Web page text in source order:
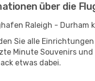
über die
Raleigh - Durham
Sie alle
Minute Souvenirs
etwas dabei.